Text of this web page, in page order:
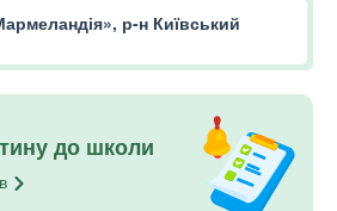
р-н Київський
до школи